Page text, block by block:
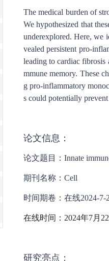
The medical burden of
We hypothesized that
underexplored. Here, we
vealed persistent pro-
leading to cardiac
mmune memory. These
g pro-inflammatory
s could potentially
论文信息：
论文题目：Innate
期刊名称：Cell
时间期卷：在线2024-7-
在线时间：2024年7月
研究亮点：